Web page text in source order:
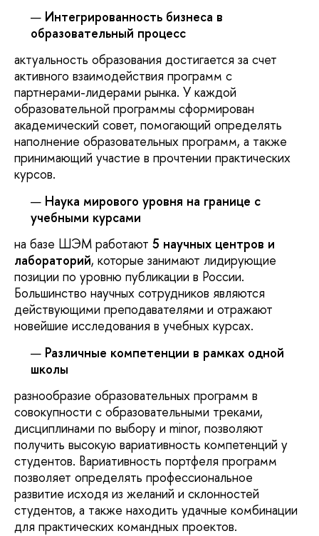
Интегрированность бизнеса в
образовательный процесс
актуальность образования достигается за счет
активного взаимодействия программ с
партнерами-лидерами рынка. У каждой
образовательной программы сформирован
академический совет, помогающий определять
наполнение образовательных программ, а также
принимающий участие в прочтении практических
курсов.
Наука мирового уровня на границе с
учебными курсами
на базе ШЭМ работают 5 научных центров и
лабораторий, которые занимают лидирующие
позиции по уровню публикации в России.
Большинство научных сотрудников являются
действующими преподавателями и отражают
новейшие исследования в учебных курсах.
Различные компетенции в рамках одной
школы
разнообразие образовательных программ в
совокупности с образовательными треками,
дисциплинами по выбору и minor, позволяют
получить высокую вариативность компетенций у
студентов. Вариативность портфеля программ
позволяет определять профессиональное
развитие исходя из желаний и склонностей
студентов, а также находить удачные комбинации
для практических командных проектов.